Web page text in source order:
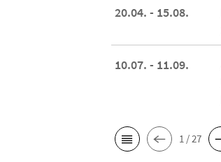
20.04. - 15.08.
10.07. - 11.09.
1 / 27